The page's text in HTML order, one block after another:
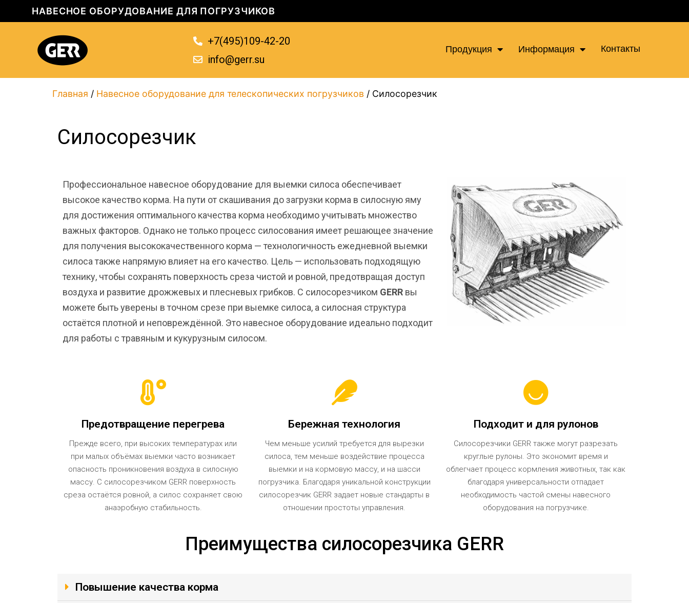
НАВЕСНОЕ ОБОРУДОВАНИЕ ДЛЯ ПОГРУЗЧИКОВ
+7(495)109-42-20
info@gerr.su
Продукция Информация Контакты
Главная / Навесное оборудование для телескопических погрузчиков / Силосорезчик
Силосорезчик
Профессиональное навесное оборудование для выемки силоса обеспечивает
высокое качество корма. На пути от скашивания до загрузки корма в силосную яму
для достижения оптимального качества корма необходимо учитывать множество
важных факторов. Однако не только процесс силосования имеет решающее значение
для получения высококачественного корма — технологичность ежедневной выемки
силоса также напрямую влияет на его качество. Цель — использовать подходящую
технику, чтобы сохранять поверхность среза чистой и ровной, предотвращая доступ
воздуха и развитие дрожжевых и плесневых грибков. С силосорезчиком GERR вы
можете быть уверены в точном срезе при выемке силоса, а силосная структура
остаётся плотной и неповреждённой. Это навесное оборудование идеально подходит
для работы с травяным и кукурузным силосом.
Предотвращение перегрева
Прежде всего, при высоких температурах или
при малых объёмах выемки часто возникает
опасность проникновения воздуха в силосную
массу. С силосорезчиком GERR поверхность
среза остаётся ровной, а силос сохраняет свою
анаэробную стабильность.
Бережная технология
Чем меньше усилий требуется для вырезки
силоса, тем меньше воздействие процесса
выемки и на кормовую массу, и на шасси
погрузчика. Благодаря уникальной конструкции
силосорезчик GERR задает новые стандарты в
отношении простоты управления.
Подходит и для рулонов
Силосорезчики GERR также могут разрезать
круглые рулоны. Это экономит время и
облегчает процесс кормления животных, так как
благодаря универсальности отпадает
необходимость частой смены навесного
оборудования на погрузчике.
Преимущества силосорезчика GERR
Повышение качества корма